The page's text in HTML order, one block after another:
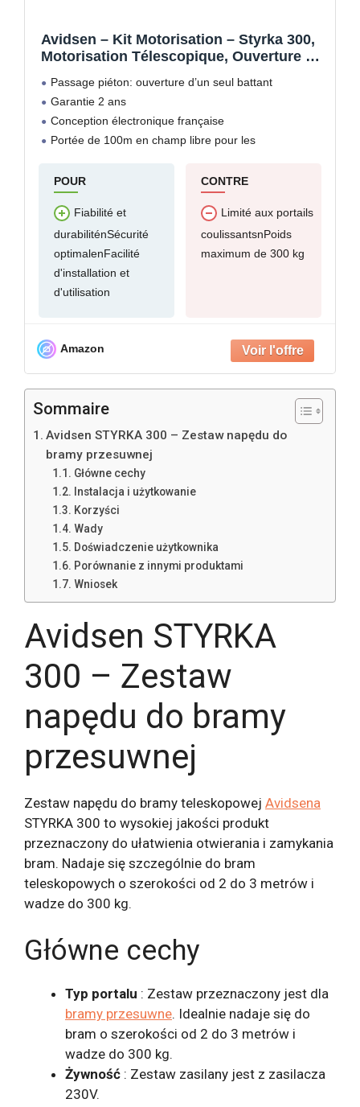
Avidsen – Kit Motorisation – Styrka 300,
Motorisation Télescopique, Ouverture Un
Auto-Diagnostic, Portée de 100 m –
114153
Passage piéton: ouverture d’un seul battant
Garantie 2 ans
Conception électronique française
Portée de 100m en champ libre pour les
Arrêt automatique sur détection d’obstacle et retour
Auto-diagnostic
Fonction copie télécommande
Compatible avec tous types d’interphone
POUR
Fiabilité et
durabiliténSécurité
optimalenFacilité
d'installation et
d'utilisation
CONTRE
Limité aux portails
coulissantsnPoids
maximum de 300 kg
Amazon
Sommaire
Avidsen STYRKA 300 – Zestaw napędu do
bramy przesuwnej
Główne cechy
Instalacja i użytkowanie
Korzyści
Wady
Doświadczenie użytkownika
Porównanie z innymi produktami
Wniosek
Avidsen STYRKA
300 – Zestaw
napędu do bramy
przesuwnej
Zestaw napędu do bramy teleskopowej Avidsena
STYRKA 300 to wysokiej jakości produkt
przeznaczony do ułatwienia otwierania i zamykania
bram. Nadaje się szczególnie do bram
teleskopowych o szerokości od 2 do 3 metrów i
wadze do 300 kg.
Główne cechy
Typ portalu : Zestaw przeznaczony jest dla
bramy przesuwne. Idealnie nadaje się do
bram o szerokości od 2 do 3 metrów i
wadze do 300 kg.
Żywność : Zestaw zasilany jest z zasilacza
230V.